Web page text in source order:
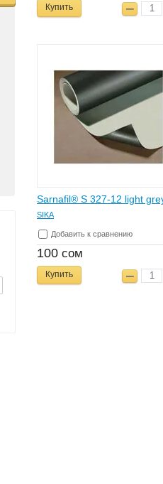
Купить
Sarnafil® S 327-12 light
SIKA
Добавить к сравнению
100 сом
Купить